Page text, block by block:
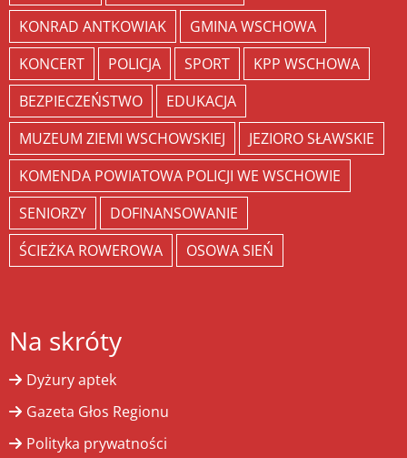
KONRAD ANTKOWIAK
GMINA WSCHOWA
KONCERT
POLICJA SPORT
KPP WSCHOWA
BEZPIECZEŃSTWO
EDUKACJA
MUZEUM ZIEMI WSCHOWSKIEJ
JEZIORO SŁAWSKIE
KOMENDA POWIATOWA POLICJI WE WSCHOWIE
SENIORZY
DOFINANSOWANIE
ŚCIEŻKA ROWEROWA
OSOWA SIEŃ
Na skróty
Dyżury aptek
Gazeta Głos Regionu
Polityka prywatności